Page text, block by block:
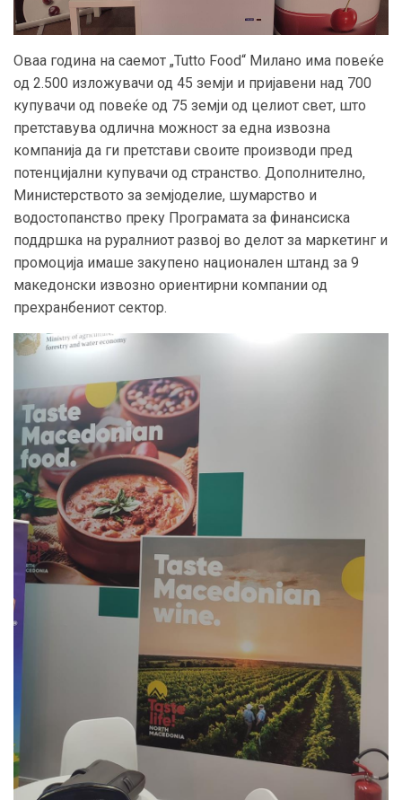
Оваа година на саемот „Tutto Food“ Милано има повеќе
од 2.500 изложувачи од 45 земји и пријавени над 700
купувачи од повеќе од 75 земји од целиот свет, што
претставува одлична можност за една извозна
компанија да ги претстави своите производи пред
потенцијални купувачи од странство. Дополнително,
Министерството за земјоделие, шумарство и
водостопанство преку Програмата за финансиска
поддршка на руралниот развој во делот за маркетинг и
промоција имаше закупено национален штанд за 9
македонски извозно ориентирни компании од
прехранбениот сектор.